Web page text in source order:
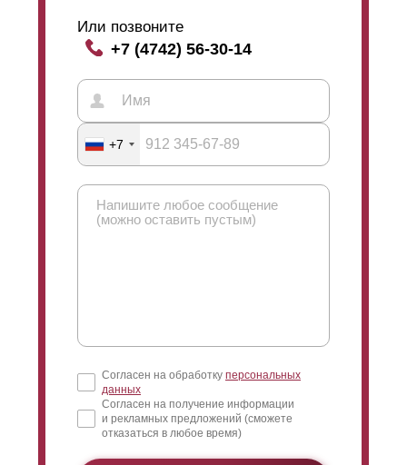
Или позвоните
+7 (4742) 56-30-14
+7
Согласен на обработку персональных
данных
Согласен на получение информации
и рекламных предложений (сможете
отказаться в любое время)